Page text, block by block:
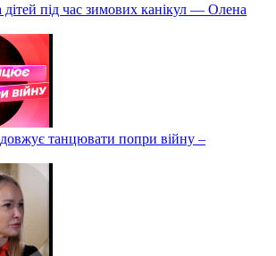
під час зимових канікул — Олена
танцювати попри війну –